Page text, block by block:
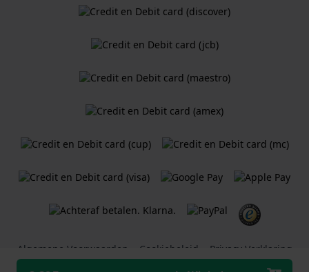
Algemene Voorwaarden Cookiebeleid Privacy Verklaring